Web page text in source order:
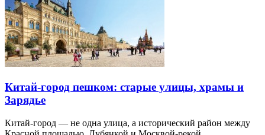
Китай-город пешком: старые улицы, храмы и
Зарядье
Китай-город — не одна улица, а исторический район между